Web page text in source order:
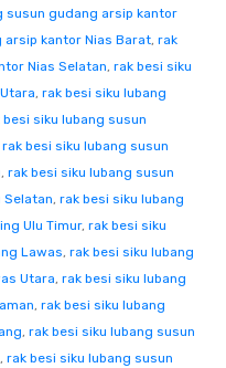
susun gudang arsip kantor
arsip kantor Nias Barat, rak
Nias Selatan, rak besi siku
, rak besi siku lubang
besi siku lubang susun
rak besi siku lubang susun
, rak besi siku lubang susun
Selatan, rak besi siku lubang
Ulu Timur, rak besi siku
Lawas, rak besi siku lubang
Utara, rak besi siku lubang
, rak besi siku lubang
, rak besi siku lubang susun
, rak besi siku lubang susun